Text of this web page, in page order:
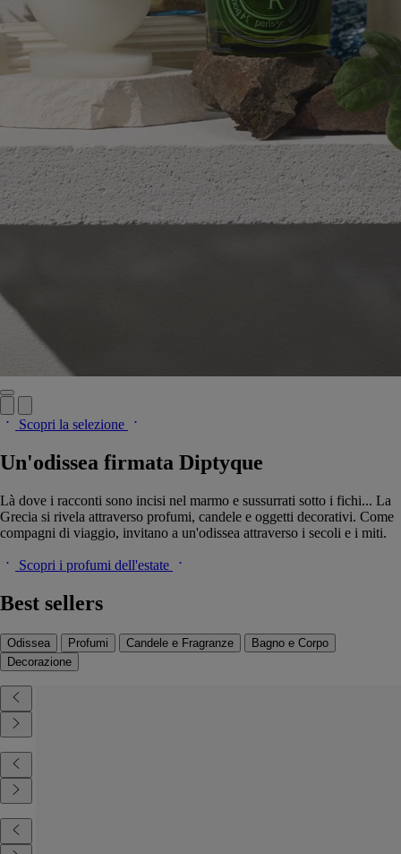
Scopri la selezione
Un'odissea firmata Diptyque
Là dove i racconti sono incisi nel marmo e sussurrati sotto i fichi... La
Grecia si rivela attraverso profumi, candele e oggetti decorativi. Come
compagni di viaggio, invitano a un'odissea attraverso i secoli e i miti.
Scopri i profumi dell'estate
Best sellers
Odissea Profumi Candele e Fragranze
Bagno e Corpo
Decorazione